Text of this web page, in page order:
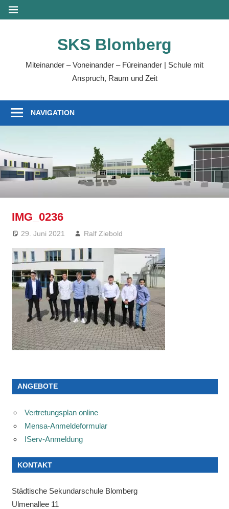
Zum
Inhalt
MENÜ
SKS Blomberg
Miteinander – Voneinander – Füreinander | Schule mit
Anspruch, Raum und Zeit
NAVIGATION
IMG_0236
29. Juni 2021 Ralf Ziebold
ANGEBOTE
Vertretungsplan online
Mensa-Anmeldeformular
IServ-Anmeldung
KONTAKT
Städtische Sekundarschule Blomberg
Ulmenallee 11